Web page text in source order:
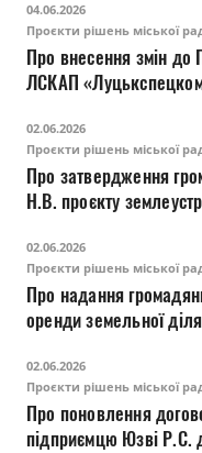
будівель і споруд
вул. Кічкарівській,
04.06.2026
Проєкти рішень міської
Про внесення змін до
ЛСКАП
02.06.2026
Проєкти рішень міської
Про затвердження
Н.В. проєкту
Підгаєцькій, 13-В у
02.06.2026
Проєкти рішень міської
Про надання
оренди земельної
Підгаєцькій, 9-А у м.
02.06.2026
Проєкти рішень міської
Про поновлення
підприємцю Юзві Р.С.